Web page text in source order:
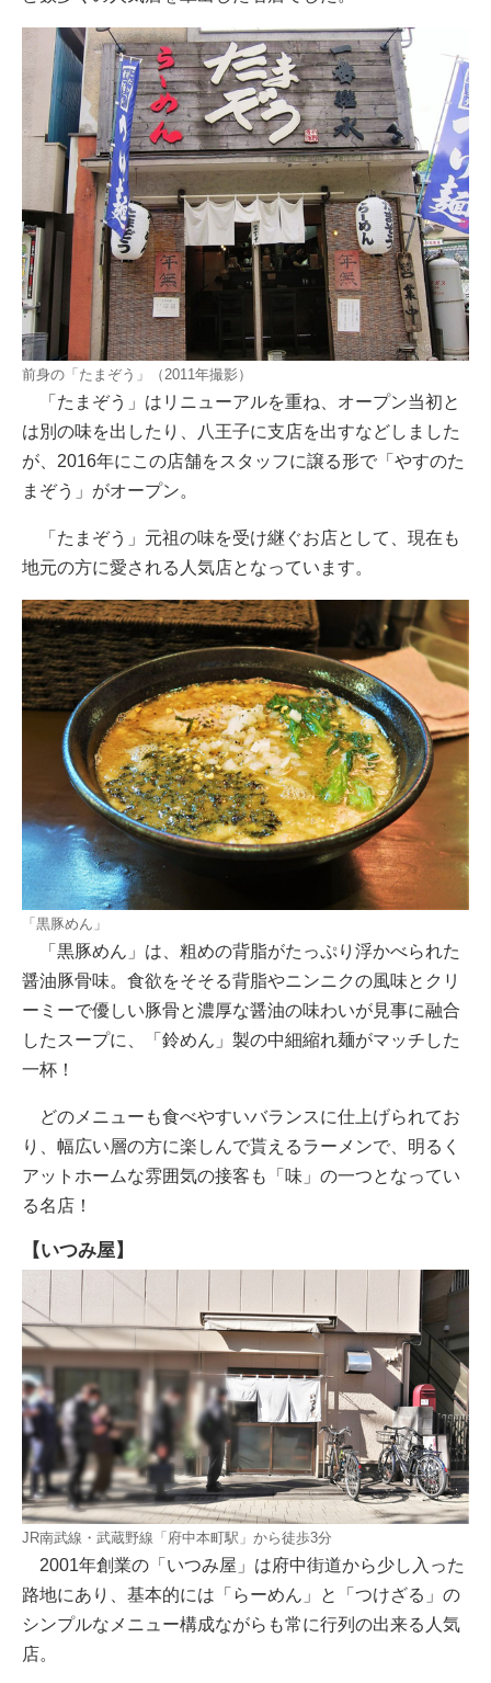
前身の「たまぞう」（2011年撮影）
「たまぞう」はリニューアルを重ね、オープン当初と
は別の味を出したり、八王子に支店を出すなどしました
が、2016年にこの店舗をスタッフに譲る形で「やすのた
まぞう」がオープン。
「たまぞう」元祖の味を受け継ぐお店として、現在も
地元の方に愛される人気店となっています。
「黒豚めん」
「黒豚めん」は、粗めの背脂がたっぷり浮かべられた
醤油豚骨味。食欲をそそる背脂やニンニクの風味とクリ
ーミーで優しい豚骨と濃厚な醤油の味わいが見事に融合
したスープに、「鈴めん」製の中細縮れ麺がマッチした
一杯！
どのメニューも食べやすいバランスに仕上げられてお
り、幅広い層の方に楽しんで貰えるラーメンで、明るく
アットホームな雰囲気の接客も「味」の一つとなってい
る名店！
【いつみ屋】
JR南武線・武蔵野線「府中本町駅」から徒歩3分
2001年創業の「いつみ屋」は府中街道から少し入った
路地にあり、基本的には「らーめん」と「つけざる」の
シンプルなメニュー構成ながらも常に行列の出来る人気
店。